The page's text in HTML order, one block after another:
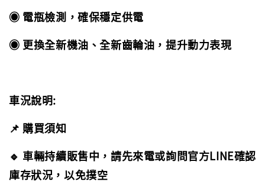
◉ 電瓶檢測，確保穩定供電
◉ 更換全新機油、全新齒輪油，提升動力表現
車況說明:
📌 購買須知
🔹 車輛持續販售中，請先來電或詢問官方LINE確認
庫存狀況，以免撲空